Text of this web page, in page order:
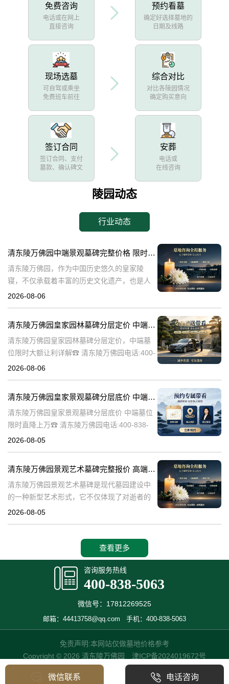
免费咨询
电话或在网上
直接咨询
预约看墓
确定好选择墓地的
日期及线路
现场选墓
可自驾或乘坐
免费班车前往
综合对比
对比各陵园情况
确定购买意向
签订合同
签订合同、支付
墓款、确认碑文
安葬
电话或
在线咨询
陵园动态
行业动态
清东陵万佛园中端景观墓碑完整价格 限时减免多年管理费详解
清东陵万佛园，作为中国历史悠久的皇家陵
寝，不仅承载着丰富的历史文化遗产，也是人
们缅怀先人、寄托哀思的重要场所。近年来，
清
2026-08-06
清东陵万佛园皇家园林墓碑分层定价 中端墓位限时大额让利详解
清东陵万佛园皇家园林墓碑分层定价，中端墓
位限时大额让利详解☎ 清东陵万佛园电话:400-
838-5063清东陵万佛园，作为中国历史上著名
2026-08-06
清东陵万佛园皇家景观墓碑分层底价 中端墓位限时直降上万
清东陵万佛园皇家景观墓碑分层底价 中端墓位
限时直降上万☎ 清东陵万佛园电话:400-838-
5063清东陵万佛园，作为中国历史上著名的皇
2026-08-05
清东陵万佛园景观艺术墓碑完整报价 高端墓型大额直降活动详解
清东陵万佛园景观艺术墓碑是现代墓园建设中
的一种新型艺术形式，它不仅体现了对逝者的
尊重和缅怀，更是一种文化艺术的传承。本文
2026-08-05
查看更多
咨询服务热线
400-838-5063
微信号：17812269525
邮箱：44413758@qq.com 手机：400-838-5063
免责声明:本网站仅做墓地价格参考
Copyright © 2026 清东陵万佛园 津ICP备2024019672号
微信联系 电话咨询